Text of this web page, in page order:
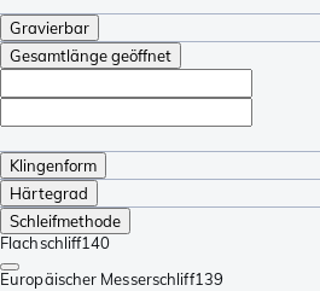
Gravierbar
Gesamtlänge geöffnet
Klingenform
Härtegrad
Schleifmethode
Flachschliff140
Europäischer Messerschliff139